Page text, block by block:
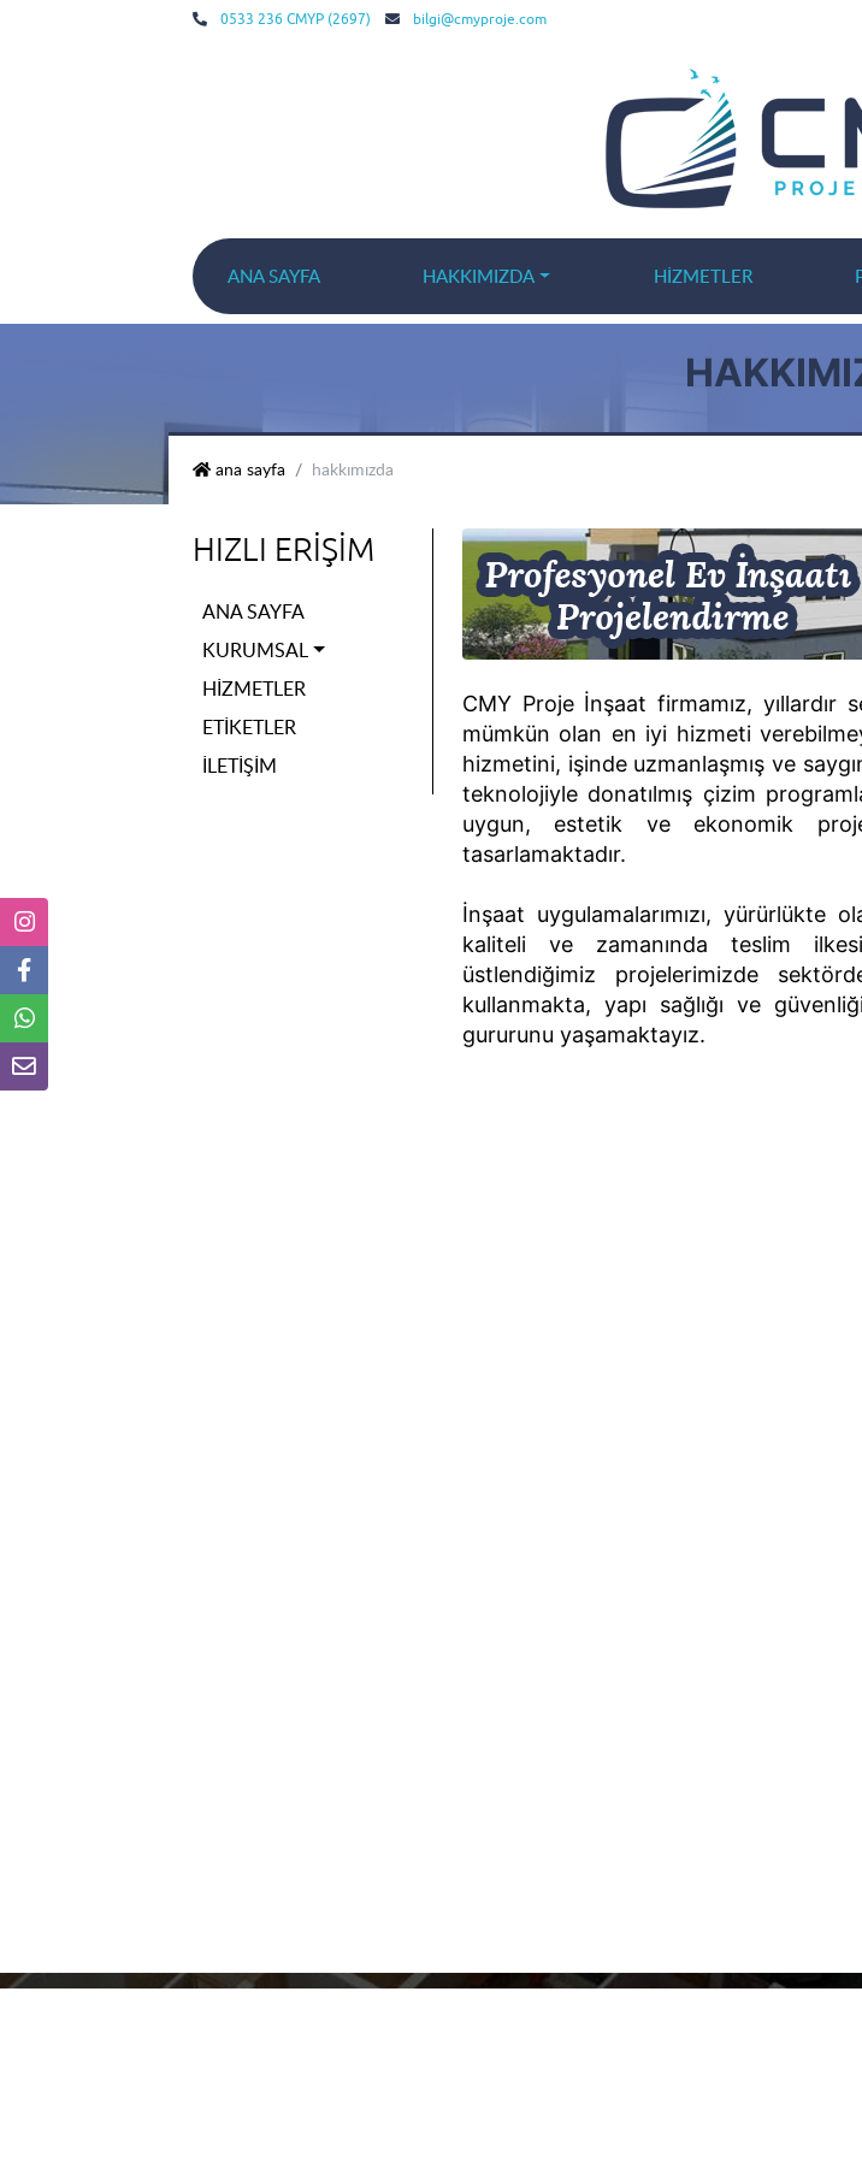
0533 236 CMYP (2697) bilgi@cmyproje.com
ANA SAYFA HAKKIMIZDA HIZMETLER
ana sayfa cmy palmiye prestij
hakkımızda
HIZLI ERIŞIM
ANA SAYFA
KURUMSAL
HIZMETLER
ETIKETLER
İLETIŞIM
CMY Proje İnşaat firmamız, yıllardır
mümkün olan en iyi hizmeti
hizmetini, işinde uzmanlaşmış ve
teknolojiyle donatılmış çizim
uygun, estetik ve ekonomik
tasarlamaktadır.
İnşaat uygulamalarımızı,
kaliteli ve zamanında teslim
üstlendiğimiz projelerimizde
kullanmakta, yapı sağlığı ve
gururunu yaşamaktayız.